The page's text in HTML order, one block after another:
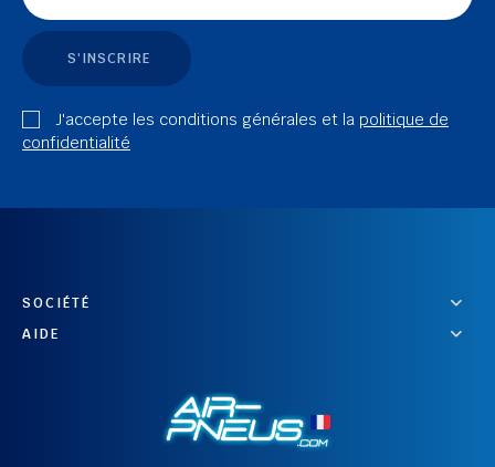
S'INSCRIRE
J'accepte les conditions générales et la politique de
confidentialité
SOCIÉTÉ
AIDE